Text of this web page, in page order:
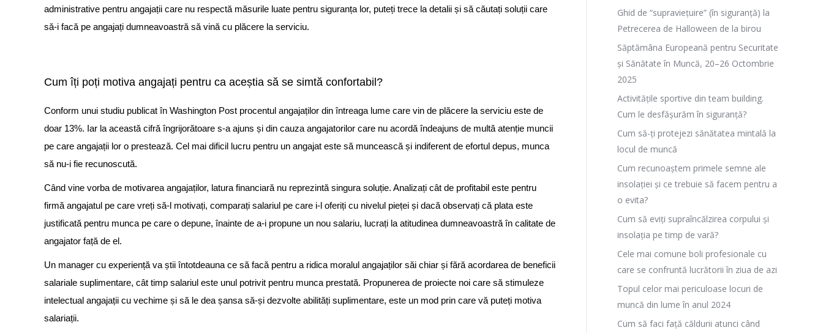
administrative pentru angajații care nu respectă măsurile luate pentru siguranța lor, puteți trece la detalii și să căutați soluții care
să-i facă pe angajați dumneavoastră să vină cu plăcere la serviciu.
Cum îți poți motiva angajați pentru ca aceștia să se simtă confortabil?
Conform unui studiu publicat în Washington Post procentul angajaților din întreaga lume care vin de plăcere la serviciu este de
doar 13%. Iar la această cifră îngrijorătoare s-a ajuns și din cauza angajatorilor care nu acordă îndeajuns de multă atenție muncii
pe care angajații lor o prestează. Cel mai dificil lucru pentru un angajat este să muncească și indiferent de efortul depus, munca
să nu-i fie recunoscută.
Când vine vorba de motivarea angajaților, latura financiară nu reprezintă singura soluție. Analizați cât de profitabil este pentru
firmă angajatul pe care vreți să-l motivați, comparați salariul pe care i-l oferiți cu nivelul pieței și dacă observați că plata este
justificată pentru munca pe care o depune, înainte de a-i propune un nou salariu, lucrați la atitudinea dumneavoastră în calitate de
angajator față de el.
Un manager cu experiență va știi întotdeauna ce să facă pentru a ridica moralul angajaților săi chiar și fără acordarea de beneficii
salariale suplimentare, cât timp salariul este unul potrivit pentru munca prestată. Propunerea de proiecte noi care să stimuleze
intelectual angajații cu vechime și să le dea șansa să-și dezvolte abilități suplimentare, este un mod prin care vă puteți motiva
salariații.
Ghid de “supraviețuire” (în siguranță) la
Petrecerea de Halloween de la birou
Săptămâna Europeană pentru Securitate
și Sănătate în Muncă, 20–26 Octombrie
2025
Activitățile sportive din team building.
Cum le desfășurăm în siguranță?
Cum să-ți protejezi sănătatea mintală la
locul de muncă
Cum recunoaștem primele semne ale
insolației și ce trebuie să facem pentru a
o evita?
Cum să eviți supraîncălzirea corpului și
insolația pe timp de vară?
Cele mai comune boli profesionale cu
care se confruntă lucrătorii în ziua de azi
Topul celor mai periculoase locuri de
muncă din lume în anul 2024
Cum să faci față căldurii atunci când